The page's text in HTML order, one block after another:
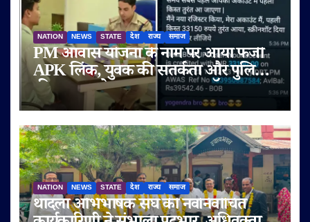
NATION NEWS STATE देश राज्य समाज
PM आवास योजना के नाम पर आया फर्जी
APK लिंक, युवक की सतर्कता और पुलिस
की तत्परता से टला बड़ा साइबर फ्रॉड
NATION NEWS STATE देश राज्य समाज
थांदला अभिभाषक संघ की नवनिर्वाचित